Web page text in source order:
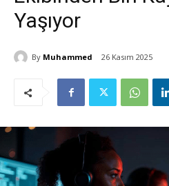
Yaşıyor
By Muhammed 26 Kasım 2025